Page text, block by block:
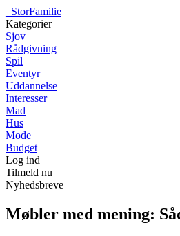
StorFamilie
Kategorier
Sjov
Rådgivning
Spil
Eventyr
Uddannelse
Interesser
Mad
Hus
Mode
Budget
Log ind
Tilmeld nu
Nyhedsbreve
Møbler med mening: